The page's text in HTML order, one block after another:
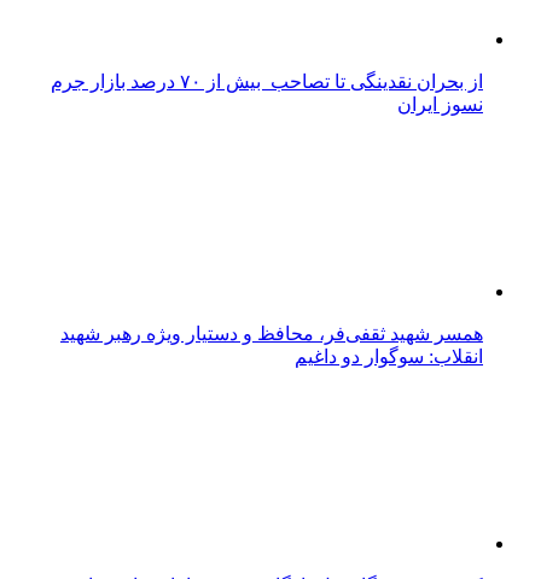
از بحران نقدینگی تا تصاحب بیش از ۷۰ درصد بازار جرم
نسوز ایران
همسر شهید ثقفی‌فر، محافظ و دستیار ویژه رهبر شهید
انقلاب: سوگوار دو داغیم